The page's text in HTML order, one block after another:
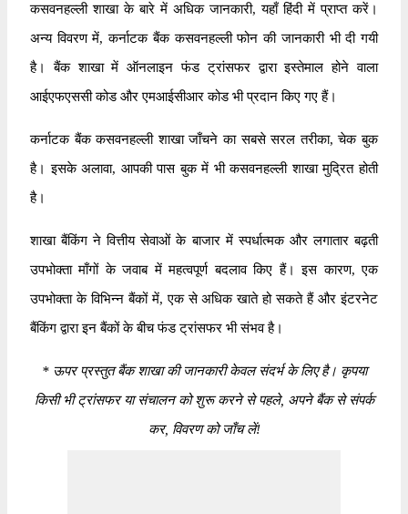
कसवनहल्ली शाखा के बारे में अधिक जानकारी, यहाँ हिंदी में प्राप्त करें।
अन्य विवरण में, कर्नाटक बैंक कसवनहल्ली फोन की जानकारी भी दी गयी
है। बैंक शाखा में ऑनलाइन फंड ट्रांसफर द्वारा इस्तेमाल होने वाला
आईएफएससी कोड और एमआईसीआर कोड भी प्रदान किए गए हैं।
कर्नाटक बैंक कसवनहल्ली शाखा जाँचने का सबसे सरल तरीका, चेक बुक
है। इसके अलावा, आपकी पास बुक में भी कसवनहल्ली शाखा मुद्रित होती
है।
शाखा बैंकिंग ने वित्तीय सेवाओं के बाजार में स्पर्धात्मक और लगातार बढ़ती
उपभोक्ता माँगों के जवाब में महत्वपूर्ण बदलाव किए हैं। इस कारण, एक
उपभोक्ता के विभिन्न बैंकों में, एक से अधिक खाते हो सकते हैं और इंटरनेट
बैंकिंग द्वारा इन बैंकों के बीच फंड ट्रांसफर भी संभव है।
*ऊपर प्रस्तुत बैंक शाखा की जानकारी केवल संदर्भ के लिए है। कृपया
किसी भी ट्रांसफर या संचालन को शुरू करने से पहले, अपने बैंक से संपर्क
कर, विवरण को जाँच लें!